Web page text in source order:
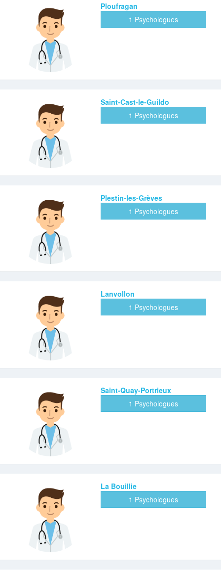
Ploufragan
1 Psychologues
Saint-Cast-le-Guildo
1 Psychologues
Plestin-les-Grèves
1 Psychologues
Lanvollon
1 Psychologues
Saint-Quay-Portrieux
1 Psychologues
La Bouillie
1 Psychologues